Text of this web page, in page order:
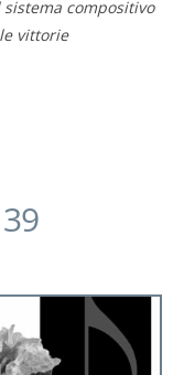
sistema compositivo
vittorie